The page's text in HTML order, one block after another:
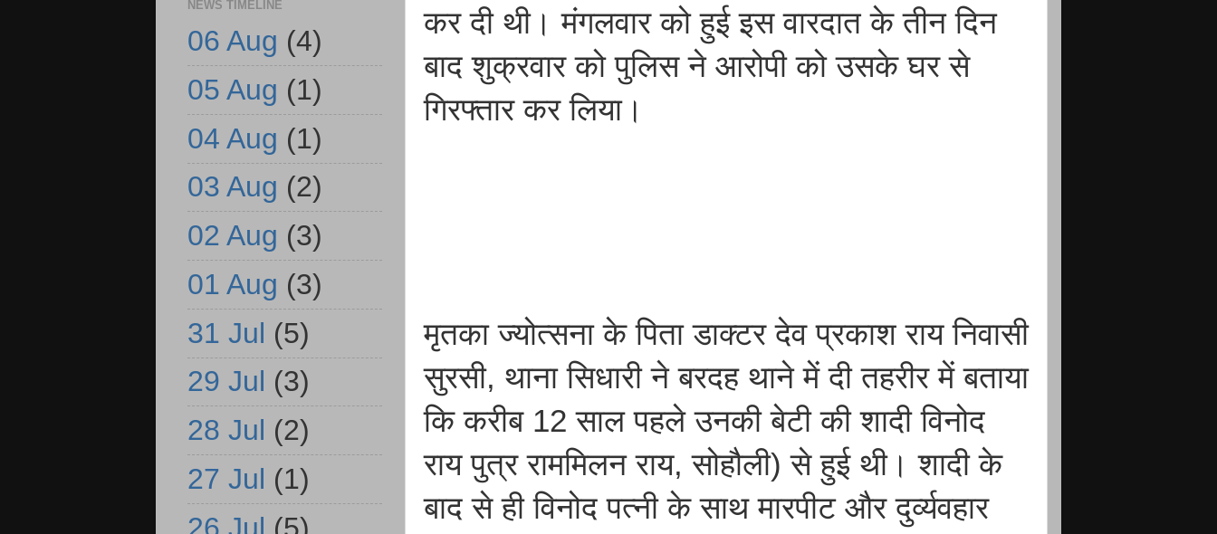
कर दी थी। मंगलवार को हुई इस वारदात के तीन दिन
बाद शुक्रवार को पुलिस ने आरोपी को उसके घर से
गिरफ्तार कर लिया।
मृतका ज्योत्सना के पिता डाक्टर देव प्रकाश राय निवासी
सुरसी, थाना सिधारी ने बरदह थाने में दी तहरीर में बताया
कि करीब 12 साल पहले उनकी बेटी की शादी विनोद
राय पुत्र राममिलन राय, सोहौली) से हुई थी। शादी के
बाद से ही विनोद पत्नी के साथ मारपीट और दुर्व्यवहार
NEWS TIMELINE
06 Aug (4)
05 Aug (1)
04 Aug (1)
03 Aug (2)
02 Aug (3)
01 Aug (3)
31 Jul (5)
29 Jul (3)
28 Jul (2)
27 Jul (1)
26 Jul (5)